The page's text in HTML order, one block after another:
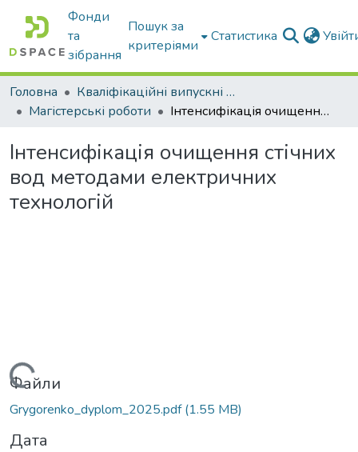
Фонди
та
зібрання
Пошук за
критеріями
Статистика
Головна
Кваліфікаційні випускні роботи бакалаврів і магістрів
Магістерські роботи
Інтенсифікація очищення стічних вод методами електричних технологій
Інтенсифікація очищення стічних
вод методами електричних
технологій
Файли
Grygorenko_dyplom_2025.pdf(1.55 MB)
Дата